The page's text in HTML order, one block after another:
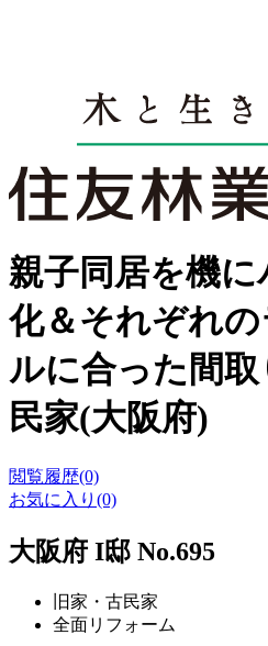
親子同居を機
化＆それぞれ
ルに合った間
民家(大阪府)
閲覧履歴(0)
お気に入り(0)
大阪府 I邸 No.695
旧家・古民家
全面リフォーム